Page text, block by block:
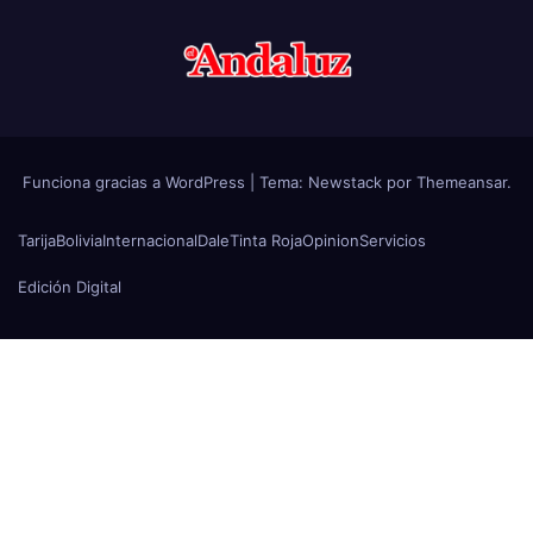
Funciona gracias a WordPress Tema: Newstackpor Themeansar.
TarijaBoliviaInternacionalDaleTinta RojaOpinionServicios
Edición Digital